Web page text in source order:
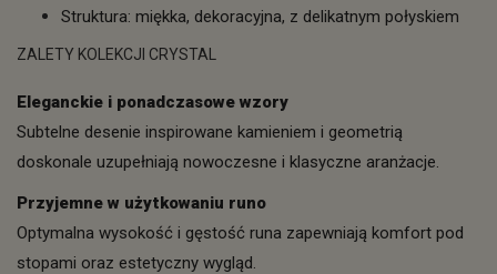
Struktura: miękka, dekoracyjna, z delikatnym połyskiem
ZALETY KOLEKCJI CRYSTAL
Eleganckie i ponadczasowe wzory
Subtelne desenie inspirowane kamieniem i geometrią
doskonale uzupełniają nowoczesne i klasyczne aranżacje.
Przyjemne w użytkowaniu runo
Optymalna wysokość i gęstość runa zapewniają komfort pod
stopami oraz estetyczny wygląd.